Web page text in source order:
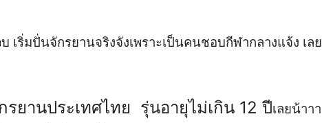
เริ่มปั่นจักรยานจริงจังเพราะเป็นคนชอบกีฬากลางแจ้ง เลย
ยานประเทศไทย รุ่นอายุไม่เกิน 12 ปีเลยน้าาา